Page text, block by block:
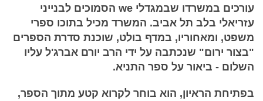
עורכים במשרדו שבמגדלי we הסמוכים לבנייני
עזריאלי בלב תל אביב. המשרד מכיל בתוכו ספרי
משפט, ומאחוריו, במדף בולט, שוכנת סדרת הספרים
"בצור ירום" שנכתבה על ידי הרב יורם אברג'ל עליו
השלום - ביאור על ספר התניא.
בפתיחת הראיון, הוא בוחר לקרוא קטע מתוך הספר,